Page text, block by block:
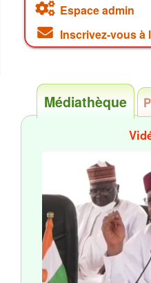
Espace admin
Inscrivez-vous à
Médiathèque